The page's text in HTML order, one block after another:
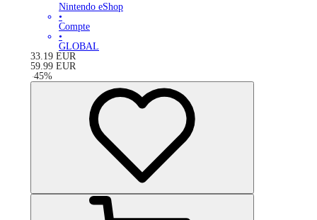
Nintendo eShop
•
Compte
•
GLOBAL
33.19 EUR
59.99 EUR
-45%